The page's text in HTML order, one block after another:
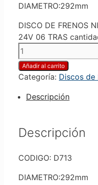
DIAMETRO:292mm
DISCO DE FRENOS
24V 06 TRAS
Añadir al carrito
Categoría: Discos de
Descripción
Descripción
CODIGO: D713
DIAMETRO:292mm